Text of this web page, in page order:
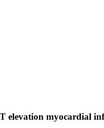
elevation myocardial